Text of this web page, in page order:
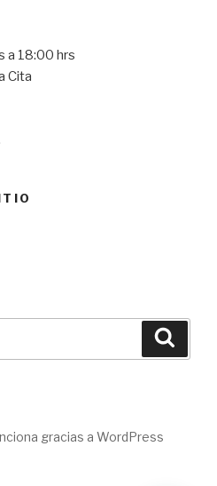
a 18:00 hrs
Cita
gracias a WordPress